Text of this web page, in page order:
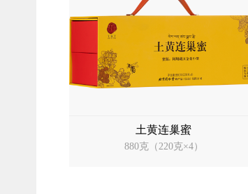
土黄连巢蜜
880克（220克×4）